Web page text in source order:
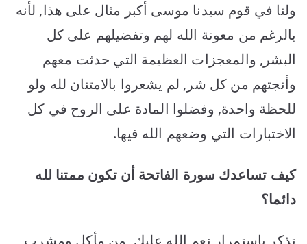
ولنا في قوم سيدنا موسى أكبر مثال على هذا, لأنه
بالرغم من معونة الله لهم وتفضيلهم على كل
البشر, والمعجزات العظيمة التي حدثت معهم
وأنجتهم من كل شر, لم يشعروا بالامتنان لله ولو
للحظة واحدة, وفضلوا المادة على الروح في كل
الاختبارات التي وضعهم الله فيها.
كيف تساعدك سورة الفاتحة أن تكون ممتنا لله
دائما؟
تذكر باستمرار نعم الله عليك, من مأكل ومشرب